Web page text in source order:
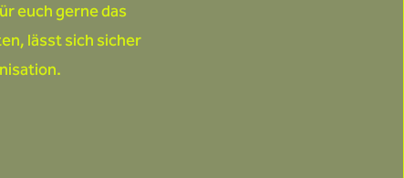
euch gerne das
lässt sich sicher